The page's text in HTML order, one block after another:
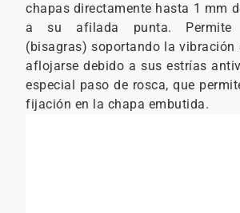
chapas directamente hasta 1 mm
a su afilada punta. Permite
(bisagras) soportando la vibración
aflojarse debido a sus estrías
especial paso de rosca, que
fijación en la chapa embutida.